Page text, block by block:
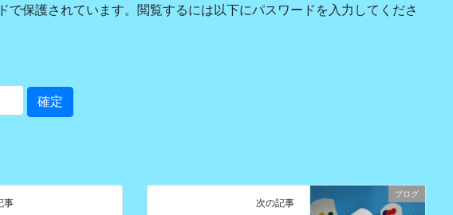
で保護されています。閲覧するには以下にパスワードを入力してくださ
事
ブログ
次の記事